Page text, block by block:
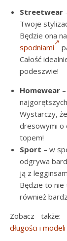
Streetwear
Twoje
Będzie ona
spodniami
Całość
podeszwie!
Homewear
Wystarczy,
dresowymi o
topem!
Sport – w
odgrywa
ją z
Będzie to nie
również
Zobacz także:
długości i modeli